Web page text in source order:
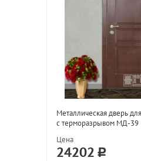
Металлическая дверь
с терморазрывом МД-39
Цена
24202